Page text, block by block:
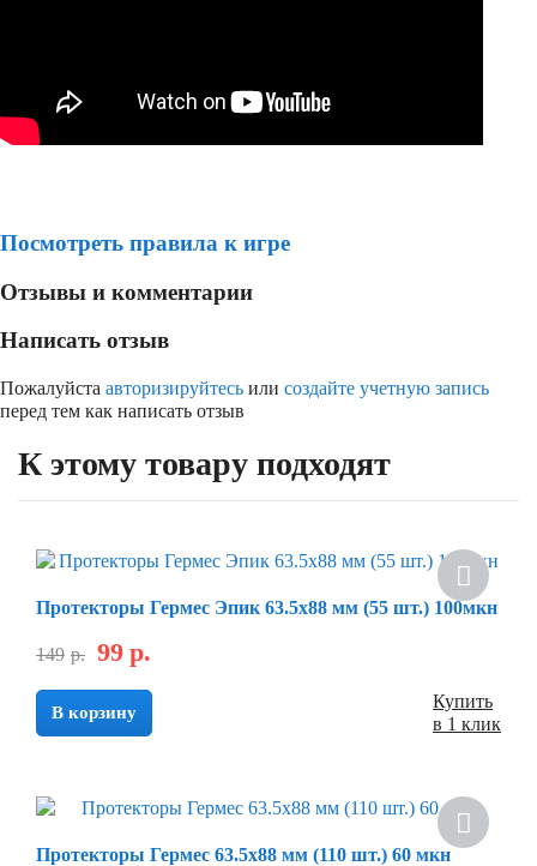
Посмотреть правила к игре
Отзывы и комментарии
Написать отзыв
Пожалуйста авторизируйтесь или создайте учетную запись
перед тем как написать отзыв
К этому товару подходят
Протекторы Гермес Эпик 63.5х88 мм (55 шт.) 100мкн
149 р. 99 р.
В корзину
Купить
в 1 клик
Протекторы Гермес 63.5х88 мм (110 шт.) 60 мкн